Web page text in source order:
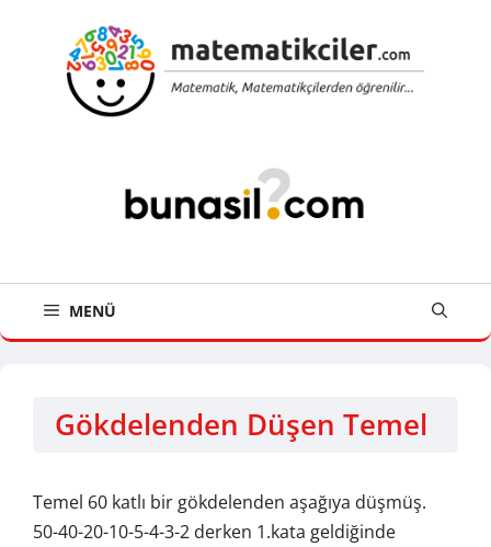
MENÜ
Gökdelenden Düşen Temel
Temel 60 katlı bir gökdelenden aşağıya düşmüş.
50-40-20-10-5-4-3-2 derken 1.kata geldiğinde